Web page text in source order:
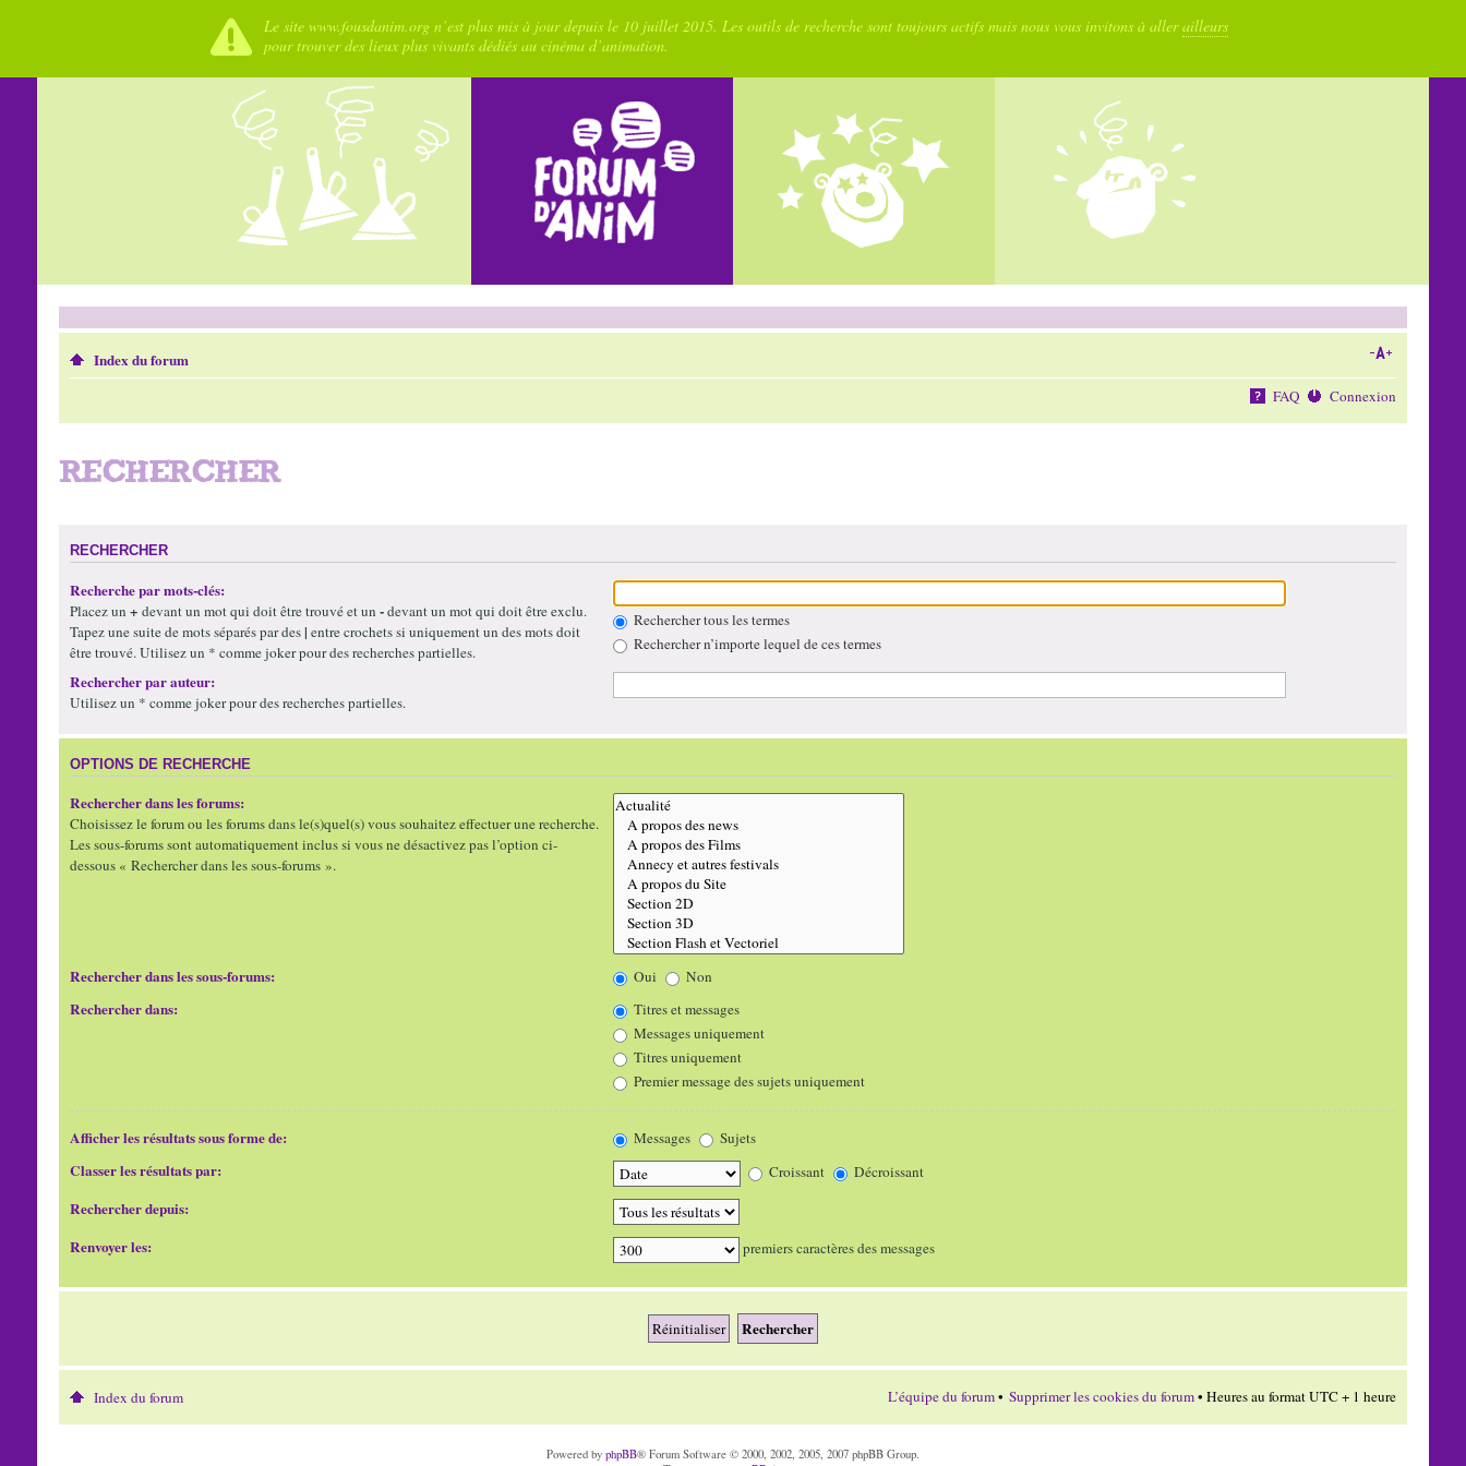
Le site www.fousdanim.org n’est plus mis à jour depuis le 10 juillet 2015. Les outils de recherche sont toujours actifs mais nous vous invitons à allerailleurs
pour trouver des lieux plus vivants dédiés au cinéma d’animation.
Index du forum
FAQ Connexion
RECHERCHER
RECHERCHER
Recherche par mots-clés:
Placez un + devant un mot qui doit être trouvé et un -devant un mot qui doit être exclu.
Tapez une suite de mots séparés par des| entre crochets si uniquement un des mots doit
être trouvé. Utilisez un * comme joker pour des recherches partielles.
Rechercher tous les termes
Rechercher n’importe lequel de ces termes
Rechercher par auteur:
Utilisez un * comme joker pour des recherches partielles.
OPTIONS DE RECHERCHE
Rechercher dans les forums:
Choisissez le forum ou les forums dans le(s)quel(s) vous souhaitez effectuer une recherche.
Les sous-forums sont automatiquement inclus si vous ne désactivez pas l’option ci-
dessous « Rechercher dans les sous-forums ».
Rechercher dans les sous-forums: Oui Non
Rechercher dans:
Titres et messages
Messages uniquement
Titres uniquement
Premier message des sujets uniquement
Afficher les résultats sous forme de: Messages Sujets
Classer les résultats par: Croissant Décroissant
Rechercher depuis:
Renvoyer les:
premiers caractères des messages
Index du forum L’équipe du forum• Supprimer les cookies du forum• Heures au format UTC + 1 heure
Powered by phpBB® Forum Software © 2000, 2002, 2005, 2007 phpBB Group.